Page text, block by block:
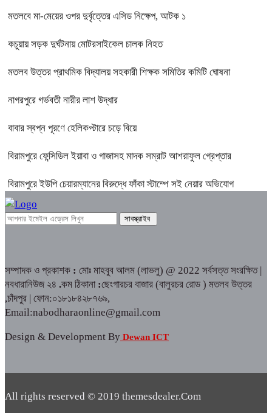
মতলবে মা-মেয়ের ওপর দুর্বৃত্তের এসিড নিক্ষেপ, আটক ১
কচুয়ায় সড়ক দুর্ঘটনায় মোটরসাইকেল চালক নিহত
মতলব উত্তর প্রাথমিক বিদ্যালয় সহকারী শিক্ষক সমিতির কমিটি ঘোষনা
নাগরপুরে গর্ভবতী নারীর লাশ উদ্ধার
বাবার স্বপ্ন পূরণে হেলিকপ্টারে চড়ে বিয়ে
বিরামপুরে ফেন্সিডিল ইয়াবা ও গাজাসহ মাদক সম্রাট আশরাফুল গ্রেপ্তার
বিরামপুরে ইউপি চেয়ারম্যানের বিরুদ্ধে ফাঁকা স্টাম্পে সই নেয়ার অভিযোগ
সম্পাদক ও প্রকাশক : মোঃ মাহবুব আলম (লাভলু) @ 2022 সর্বসত্ত সংরক্ষিত |
নবধারানিউজ ২৪ .কম ঠিকানা :ছেংগারচর বাজার (বালুরচর রোড ) মতলব উত্তর
,চাঁদপুর | ফোন:০১৮১৮৪২৮৭৬৯,
Email:nabodharaonline@gmail.com
Design & Development By Dewan ICT
All rights reserved © 2019 themesdealer.Com